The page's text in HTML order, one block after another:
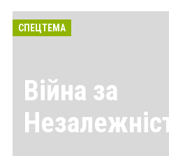
СПЕЦТЕМА
Війна за